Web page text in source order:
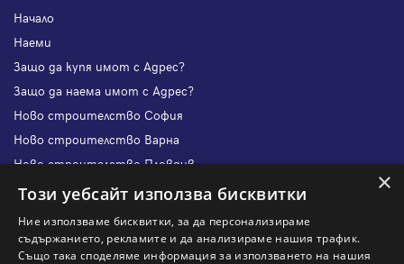
Начало
Наеми
Защо да купя имот с Адрес?
Защо да наема имот с Адрес?
Ново строителство София
Ново строителство Варна
Ново строителство Пловдив
Ново строителство Бургас
Защо да отдам имот с Адрес?
×
Този уебсайт използва бисквитки
Ние използваме бисквитки, за да персонализираме
съдържанието, рекламите и да анализираме нашия трафик.
Също така споделяме информация за използването на нашия